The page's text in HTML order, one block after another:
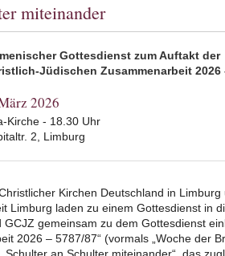
miteinander
Gottesdienst zum Auftakt der
Jüdischen Zusammenarbeit 2026
2026
Kirche - 18.30 Uhr
2, Limburg
Kirchen Deutschland in
Limburg laden zu einem Gottesdienst in
GCJZ gemeinsam zu dem Gottesdienst
2026 – 5787/87“ (vormals „Woche der